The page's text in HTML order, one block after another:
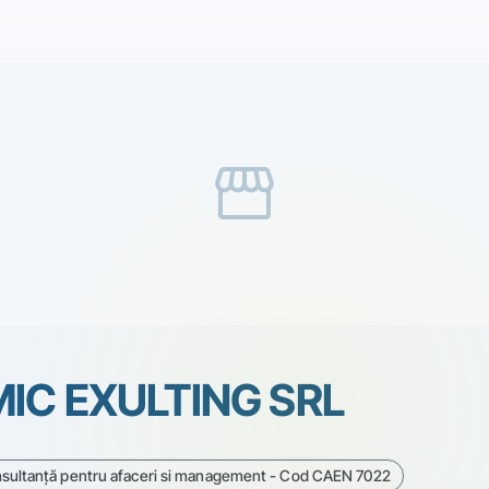
storefront
EXULTING SRL
pentru afaceri si management - Cod CAEN 7022